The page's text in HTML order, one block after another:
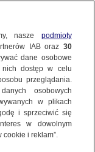
nasze podmioty
IAB oraz 30
dane osobowe
nich dostęp w celu
przeglądania.
osobowych
w plikach
i sprzeciwić się
w dowolnym
cookie i reklam”.